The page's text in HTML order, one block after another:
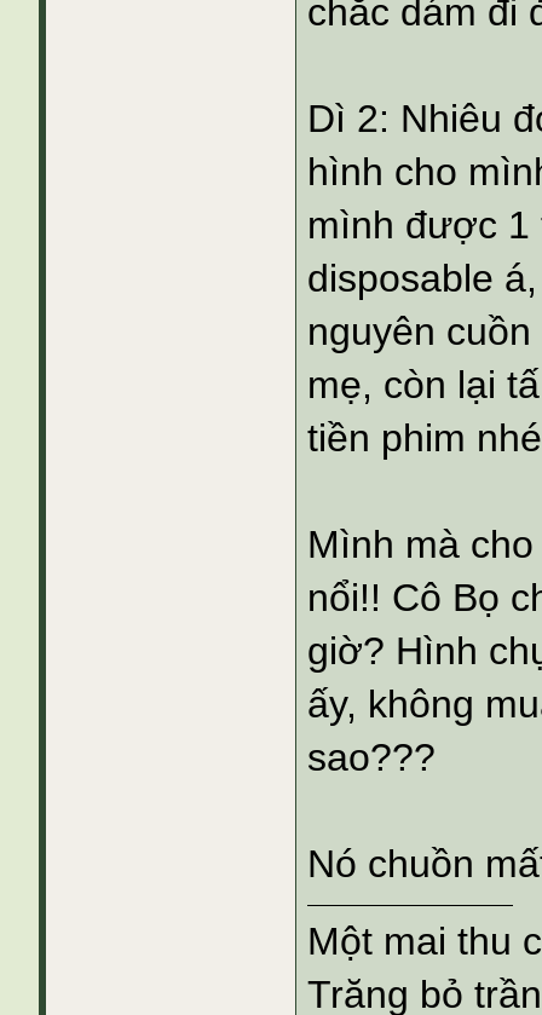
chắc dám đi
Dì 2: Nhiêu
hình cho
mình được 1
disposable
nguyên
mẹ, còn lại
tiền phim
Mình mà
nổi!! Cô Bọ
giờ? Hình
ấy, không
sao???
Nó chuồn
Một mai thu
Trăng bỏ